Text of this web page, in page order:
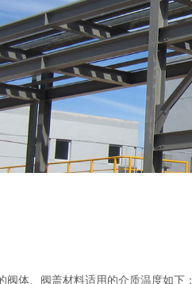
阀体、阀盖材料适用的介质温度如下：